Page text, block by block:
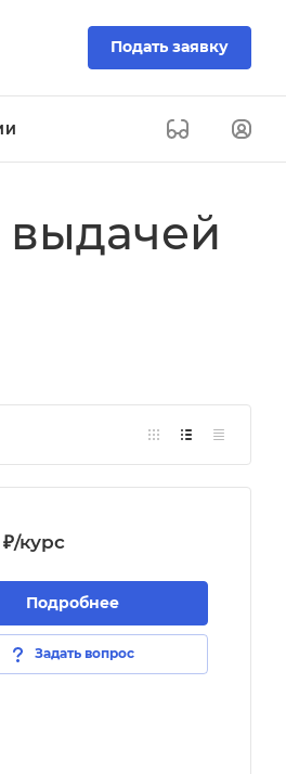
Подать заявку
курс
Подробнее
Задать вопрос